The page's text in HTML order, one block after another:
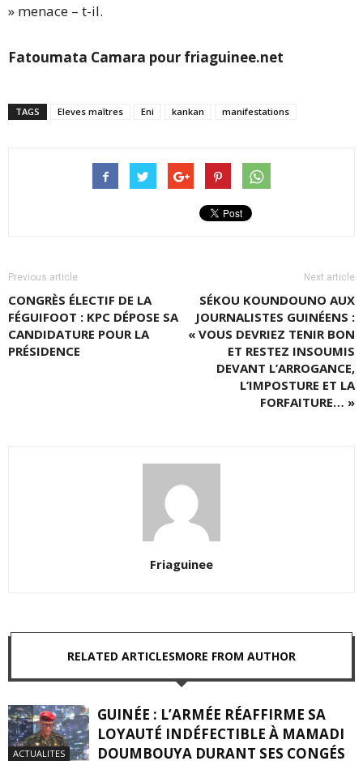
» menace – t-il.
Fatoumata Camara pour friaguinee.net
TAGS Eleves maîtres Eni kankan manifestations
Previous article
CONGRÈS ÉLECTIF DE LA
FÉGUIFOOT : KPC DÉPOSE SA
CANDIDATURE POUR LA
PRÉSIDENCE
Next article
SÉKOU KOUNDOUNO AUX
JOURNALISTES GUINÉENS :
« VOUS DEVRIEZ TENIR BON
ET RESTEZ INSOUMIS
DEVANT L’ARROGANCE,
L’IMPOSTURE ET LA
FORFAITURE… »
Friaguinee
RELATED ARTICLESMORE FROM AUTHOR
ACTUALITES
GUINÉE : L’ARMÉE RÉAFFIRME SA
LOYAUTÉ INDÉFECTIBLE À MAMADI
DOUMBOUYA DURANT SES CONGÉS